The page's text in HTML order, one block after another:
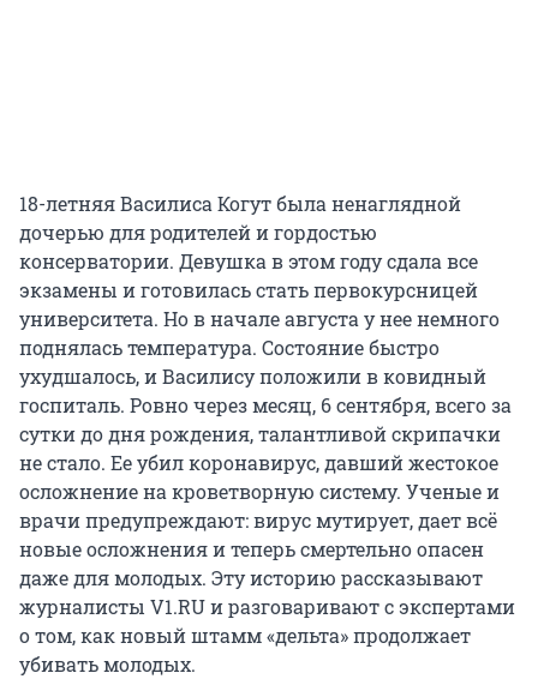
18-летняя Василиса Когут была ненаглядной
дочерью для родителей и гордостью
консерватории. Девушка в этом году сдала все
экзамены и готовилась стать первокурсницей
университета. Но в начале августа у нее немного
поднялась температура. Состояние быстро
ухудшалось, и Василису положили в ковидный
госпиталь. Ровно через месяц, 6 сентября, всего за
сутки до дня рождения, талантливой скрипачки
не стало. Ее убил коронавирус, давший жестокое
осложнение на кроветворную систему. Ученые и
врачи предупреждают: вирус мутирует, дает всё
новые осложнения и теперь смертельно опасен
даже для молодых. Эту историю рассказывают
журналисты V1.RU и разговаривают с экспертами
о том, как новый штамм «дельта» продолжает
убивать молодых.